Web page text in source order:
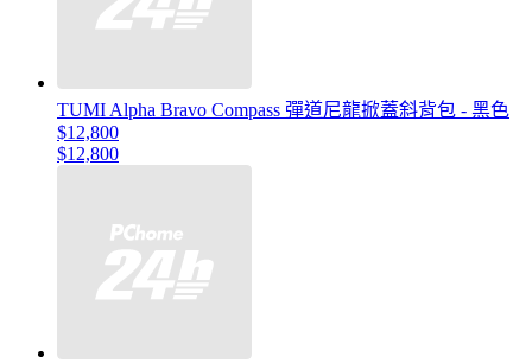
TUMI Alpha Bravo Compass 彈道尼龍掀蓋斜背包 - 黑色
$12,800
$12,800